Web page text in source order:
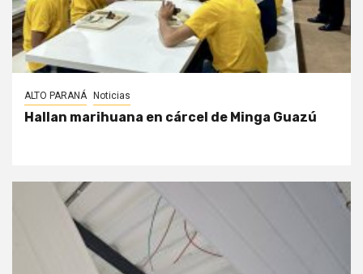
ALTO PARANÁ Noticias
Hallan marihuana en cárcel de Minga Guazú